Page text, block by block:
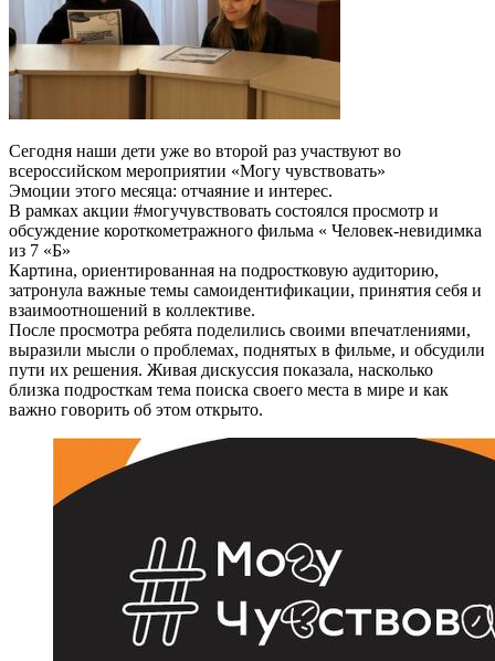
Сегодня наши дети уже во второй раз участвуют во
всероссийском мероприятии «Могу чувствовать»
Эмоции этого месяца: отчаяние и интерес.
В рамках акции #могучувствовать состоялся просмотр и
обсуждение короткометражного фильма « Человек-невидимка
из 7 «Б»
Картина, ориентированная на подростковую аудиторию,
затронула важные темы самоидентификации, принятия себя и
взаимоотношений в коллективе.
После просмотра ребята поделились своими впечатлениями,
выразили мысли о проблемах, поднятых в фильме, и обсудили
пути их решения. Живая дискуссия показала, насколько
близка подросткам тема поиска своего места в мире и как
важно говорить об этом открыто.